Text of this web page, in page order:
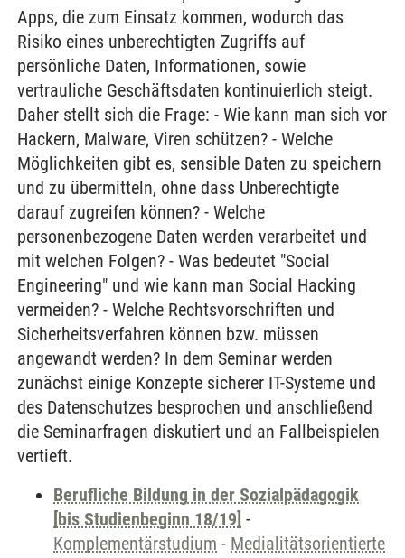
Apps, die zum Einsatz kommen, wodurch das
Risiko eines unberechtigten Zugriffs auf
persönliche Daten, Informationen, sowie
vertrauliche Geschäftsdaten kontinuierlich steigt.
Daher stellt sich die Frage: - Wie kann man sich vor
Hackern, Malware, Viren schützen? - Welche
Möglichkeiten gibt es, sensible Daten zu speichern
und zu übermitteln, ohne dass Unberechtigte
darauf zugreifen können? - Welche
personenbezogene Daten werden verarbeitet und
mit welchen Folgen? - Was bedeutet "Social
Engineering" und wie kann man Social Hacking
vermeiden? - Welche Rechtsvorschriften und
Sicherheitsverfahren können bzw. müssen
angewandt werden? In dem Seminar werden
zunächst einige Konzepte sicherer IT-Systeme und
des Datenschutzes besprochen und anschließend
die Seminarfragen diskutiert und an Fallbeispielen
vertieft.
Berufliche Bildung in der Sozialpädagogik
[bis Studienbeginn 18/19] -
Komplementärstudium - Medialitätsorientierte